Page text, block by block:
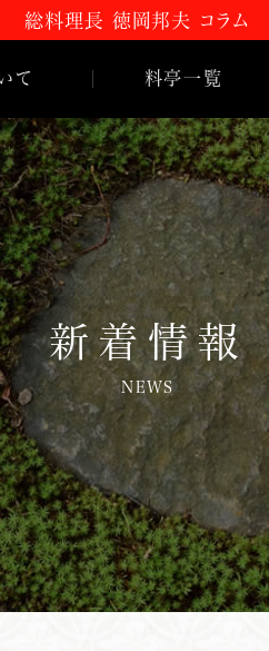
総料理長 徳岡邦夫 コラム
て 料亭一覧
嵐山本店
HANA吉兆
松花堂店
名古屋店
新着情報
NEWS